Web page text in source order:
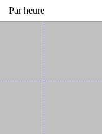
Par heure